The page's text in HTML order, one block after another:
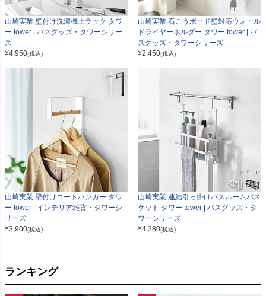
山崎実業 壁付け洗濯機上ラック タワ
ー tower | バスグッズ・タワーシリー
ズ
¥4,950(税込)
山崎実業 石こうボード壁対応ウォール
ドライヤーホルダー タワー tower | バ
スグッズ・タワーシリーズ
¥2,450(税込)
山崎実業 壁付けコートハンガー タワ
ー tower | インテリア雑貨・タワーシ
リーズ
¥3,900(税込)
山崎実業 連結引っ掛けバスルームバス
ケット タワー tower | バスグッズ・タ
ワーシリーズ
¥4,280(税込)
ランキング